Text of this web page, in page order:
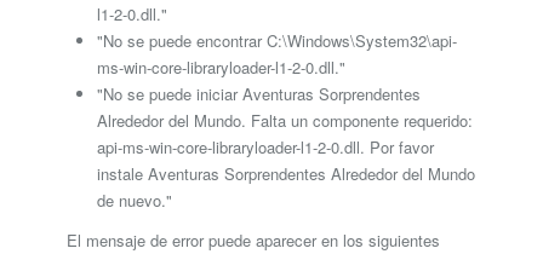
l1-2-0.dll."
"No se puede encontrar C:\Windows\System32\api-
ms-win-core-libraryloader-l1-2-0.dll."
"No se puede iniciar Aventuras Sorprendentes
Alrededor del Mundo. Falta un componente requerido:
api-ms-win-core-libraryloader-l1-2-0.dll. Por favor
instale Aventuras Sorprendentes Alrededor del Mundo
de nuevo."
El mensaje de error puede aparecer en los siguientes